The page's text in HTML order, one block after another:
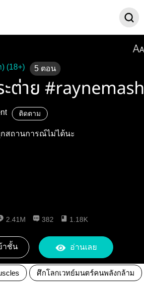
(18+) 5 ตอน
ต่าย #raynemash
ติดตาม
สถานการณ์ไม่ได้นะ
2.41M 382 1.18K
าชั้น อ่านเลย
ศึกโลกเวทย์มนตร์คนพลังกล้าม